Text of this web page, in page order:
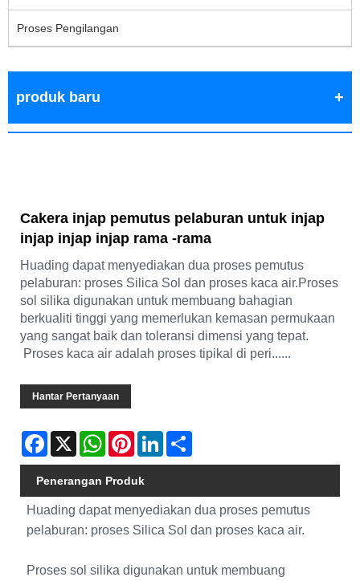
Proses Pengilangan
produk baru
Cakera injap pemutus pelaburan untuk injap
injap injap injap rama -rama
Huading dapat menyediakan dua proses pemutus
pelaburan: proses Silica Sol dan proses kaca air.Proses
sol silika digunakan untuk membuang bahagian
berkualiti tinggi yang memerlukan kemasan permukaan
yang sangat baik dan toleransi dimensi yang tepat.
Proses kaca air adalah proses tipikal di peri......
Hantar Pertanyaan
Facebook
X WhatsAppPinterestLinkedIn
Penerangan Produk
Huading dapat menyediakan dua proses pemutus
pelaburan: proses Silica Sol dan proses kaca air.
Proses sol silika digunakan untuk membuang